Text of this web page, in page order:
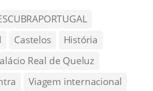
Castelos
História
Real de Queluz
Viagem internacional